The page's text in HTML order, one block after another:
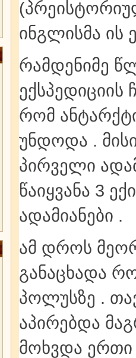
ინგლისმა
რამდენიმე
ექსპედიციის
რომ
უნდოდა .
პირველი
წაიყვანა 3
ადამიანები .
ამ დროს
განაცხადა
პოლუსზე .
აპირებდა
მოხვდა ერთი